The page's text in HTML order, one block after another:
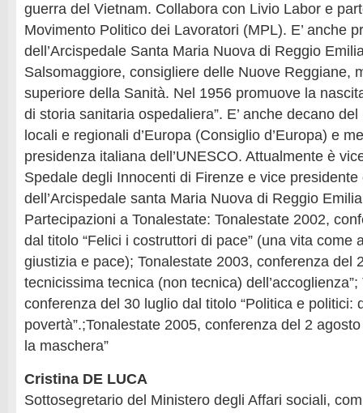
guerra del Vietnam. Collabora con Livio Labor e
Movimento Politico dei Lavoratori (MPL). E’ anche
dell’Arcispedale Santa Maria Nuova di Reggio
Salsomaggiore, consigliere delle Nuove Reggiane,
superiore della Sanità. Nel 1956 promuove la
di storia sanitaria ospedaliera”. E’ anche decano
locali e regionali d’Europa (Consiglio d’Europa) e
presidenza italiana dell’UNESCO. Attualmente è
Spedale degli Innocenti di Firenze e vice
dell’Arcispedale santa Maria Nuova di Reggio
Partecipazioni a Tonalestate: Tonalestate 2002,
dal titolo “Felici i costruttori di pace” (una vita come
giustizia e pace); Tonalestate 2003, conferenza del
tecnicissima tecnica (non tecnica)
conferenza del 30 luglio dal titolo “Politica e politici:
povertà”.;Tonalestate 2005, conferenza del 2
la maschera”
Cristina DE LUCA
Sottosegretario del Ministero degli Affari sociali,